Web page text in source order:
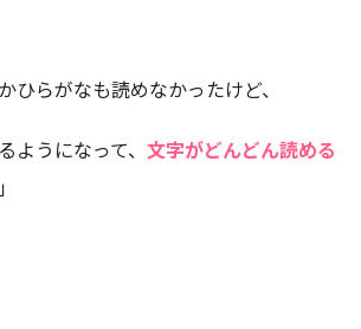
ひらがなも読めなかったけど、
ようになって、文字がどんどん読める